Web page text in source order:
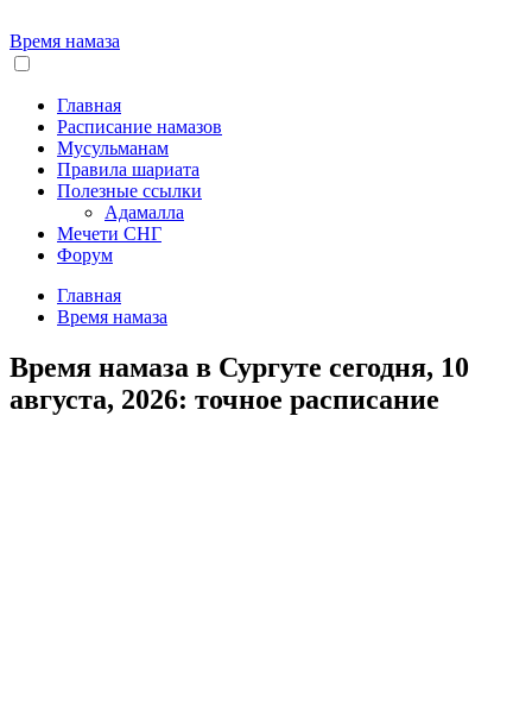
Время намаза
Главная
Расписание намазов
Мусульманам
Правила шариата
Полезные ссылки
Адамалла
Мечети СНГ
Форум
Главная
Время намаза
Время намаза в Сургуте сегодня, 10
августа, 2026: точное расписание